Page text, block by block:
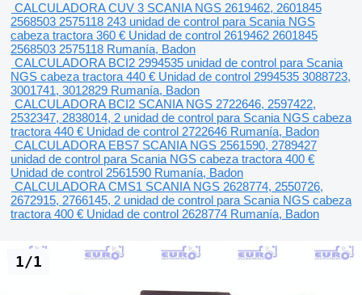
CALCULADORA CUV 3 SCANIA NGS 2619462, 2601845
2568503 2575118 243 unidad de control para Scania NGS
cabeza tractora 360 € Unidad de control 2619462 2601845
2568503 2575118 Rumanía, Badon
CALCULADORA BCI2 2994535 unidad de control para Scania
NGS cabeza tractora 440 € Unidad de control 2994535 3088723,
3001741, 3012829 Rumanía, Badon
CALCULADORA BCI2 SCANIA NGS 2722646, 2597422,
2532347, 2838014, 2 unidad de control para Scania NGS cabeza
tractora 440 € Unidad de control 2722646 Rumanía, Badon
CALCULADORA EBS7 SCANIA NGS 2561590, 2789427
unidad de control para Scania NGS cabeza tractora 400 €
Unidad de control 2561590 Rumanía, Badon
CALCULADORA CMS1 SCANIA NGS 2628774, 2550726,
2672915, 2766145, 2 unidad de control para Scania NGS cabeza
tractora 400 € Unidad de control 2628774 Rumanía, Badon
1/1